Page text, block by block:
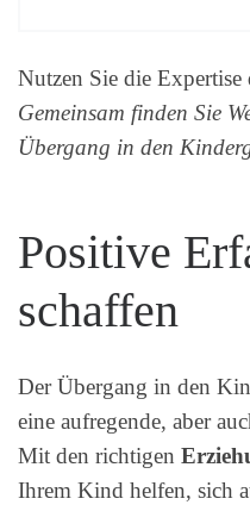
Nutzen Sie die Expertise
Gemeinsam finden Sie
Übergang in den
Positive
schaffen
Der Übergang in den
eine aufregende, aber
Mit den richtigen
Ihrem Kind helfen, sich